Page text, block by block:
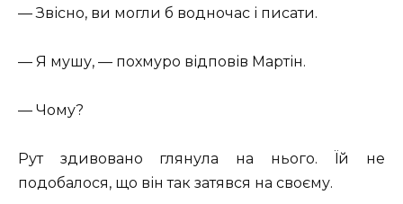
— Звісно, ви могли б водночас і писати.
— Я мушу, — похмуро відповів Мартін.
— Чому?
Рут здивовано глянула на нього. Їй не
подобалося, що він так затявся на своєму.